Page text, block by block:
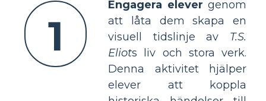
1
Engagera elever genom
att låta dem skapa en
visuell tidslinje av T.S.
Eliots liv och stora verk.
Denna aktivitet hjälper
elever att koppla